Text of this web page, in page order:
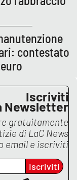
contestato
Iscriviti
Newsletter
gratuitamente
di LaC News
email e iscriviti
Iscriviti